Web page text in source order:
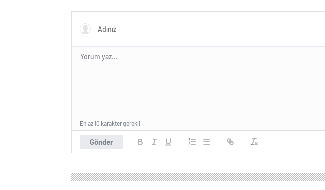
Gönder
En az 10 karakter gerekli